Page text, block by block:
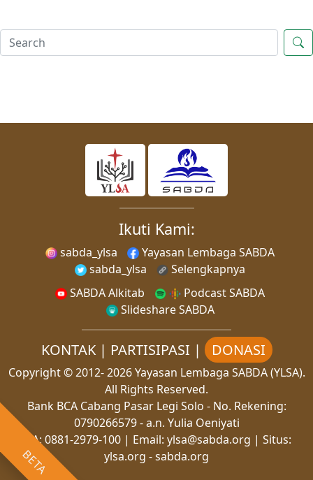
BETA
Ikuti Kami:
sabda_ylsa
Yayasan Lembaga SABDA
sabda_ylsa
Selengkapnya
SABDA Alkitab
Podcast SABDA
Slideshare SABDA
KONTAK| PARTISIPASI | DONASI
Copyright© 2012-2026Yayasan Lembaga SABDA (YLSA).
All Rights Reserved.
Bank BCA Cabang Pasar Legi Solo - No. Rekening:
0790266579 - a.n. Yulia Oeniyati
WA: 0881-2979-100| Email: ylsa@sabda.org | Situs:
ylsa.org -sabda.org